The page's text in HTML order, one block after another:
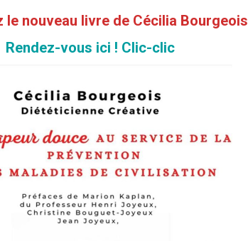
à Paris.
activités depuis 7 ans.
«le bien manger» dans le but d’apporter mes
je l’espère, me permettra à l’avenir de répondre au
cadre de vie
le nouveau livre de Cécilia Bourgeois
Rendez-vous ici ! Clic-clic